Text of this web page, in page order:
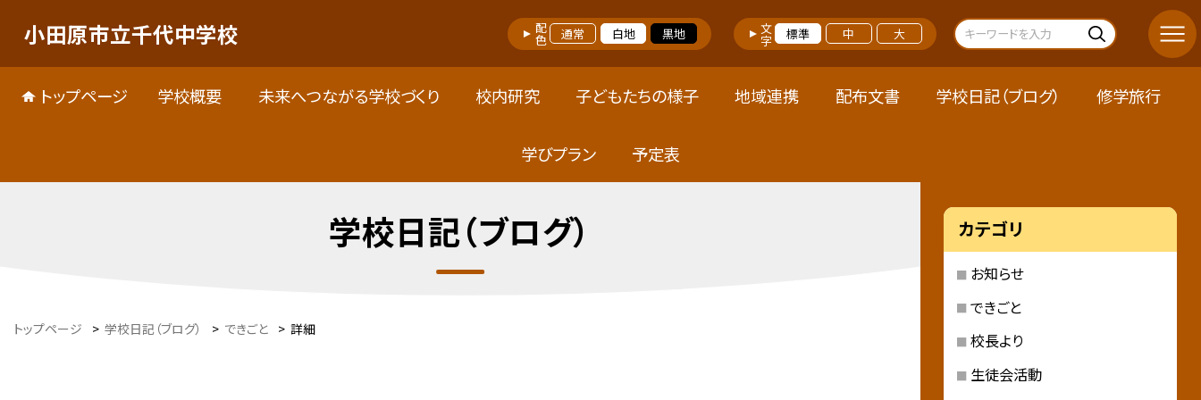
小田原市立千代中学校 配色 通常 白地 黒地 文字 標準 中 大
トップページ 学校概要 未来へつながる学校づくり 校内研究 子どもたちの様子 地域連携 配布文書 学校日記（ブログ） 修学旅行
学びプラン 予定表
学校日記（ブログ）
トップページ > 学校日記（ブログ） > できごと > 詳細
カテゴリ
お知らせ
できごと
校長より
生徒会活動